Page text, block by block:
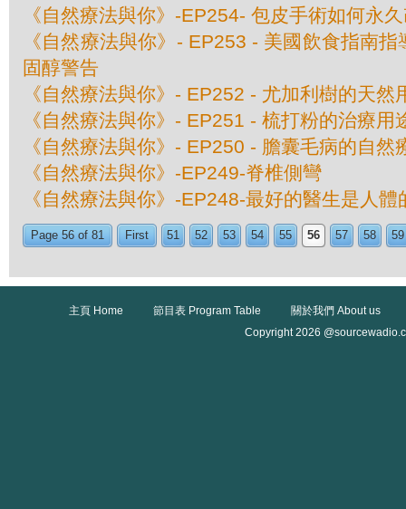
《自然療法與你》-EP254- 包皮手術如何永
《自然療法與你》- EP253 - 美國飲食指南
固醇警告
《自然療法與你》- EP252 - 尤加利樹的天然
《自然療法與你》- EP251 - 梳打粉的治療用
《自然療法與你》- EP250 - 膽囊毛病的自然
《自然療法與你》-EP249-脊椎側彎
《自然療法與你》-EP248-最好的醫生是人體
Page 56 of 81 First 51 52 53 54 55 56 57 58 59
主頁 Home 節目表 Program Table
關於我們 About us
Copyright 2026